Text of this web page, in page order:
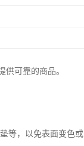
可靠的商品。
等，以免表面变色或